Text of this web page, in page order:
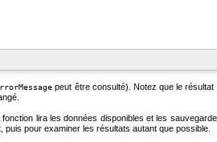
peut être consulté). Notez que le
lira les données disponibles et les
puis pour examiner les résultats autant que possible.